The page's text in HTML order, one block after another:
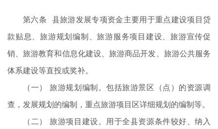
第六条 县旅游发展专项资金主要用于重点建设项目贷
款贴息、旅游规划编制、旅游服务项目建设、旅游宣传促
销、旅游教育和信息化建设、旅游商品开发、旅游公共服务
体系建设等直投或奖补。
（一） 旅游规划编制。包括旅游景区（点）的资源调
查，发展规划的编制，重点旅游项目区详细规划的编制等。
（二） 旅游项目建设。用于全县资源条件较好、纳入